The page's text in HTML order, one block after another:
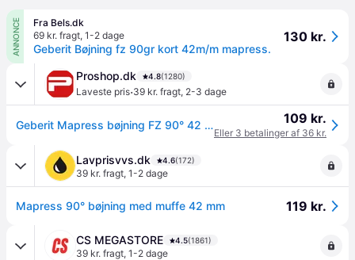
ANNONCE
Fra Bels.dk
69 kr. fragt, 1-2 dage
Geberit Bøjning fz 90gr kort 42m/m mapress.
130 kr.
Proshop.dk 4.8(1280)
Laveste pris·39 kr. fragt, 2-3 dage
Geberit Mapress bøjning FZ 90° 42 mm med muffer 109 kr.
Eller 3 betalinger af 36 kr.
Lavprisvvs.dk 4.6(172)
39 kr. fragt, 1-2 dage
Mapress 90° bøjning med muffe 42 mm 119 kr.
CS MEGASTORE 4.5(1861)
39 kr. fragt, 1-2 dage